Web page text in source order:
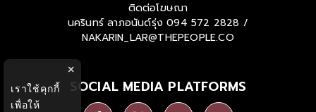
ติดต่อโฆษณา
นครินทร์ ลาภอนันด์รุ่ง 094 572 2828 /
NAKARIN_LAR@THEPEOPLE.CO
SOCIAL MEDIA PLATFORMS
×
เราใช้คุกกี้
เพื่อให้